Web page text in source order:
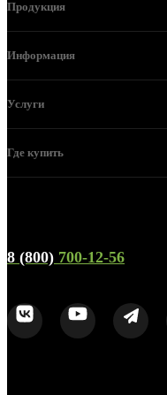
Продукция
Информация
Услуги
Где купить
8 (800) 700-12-56